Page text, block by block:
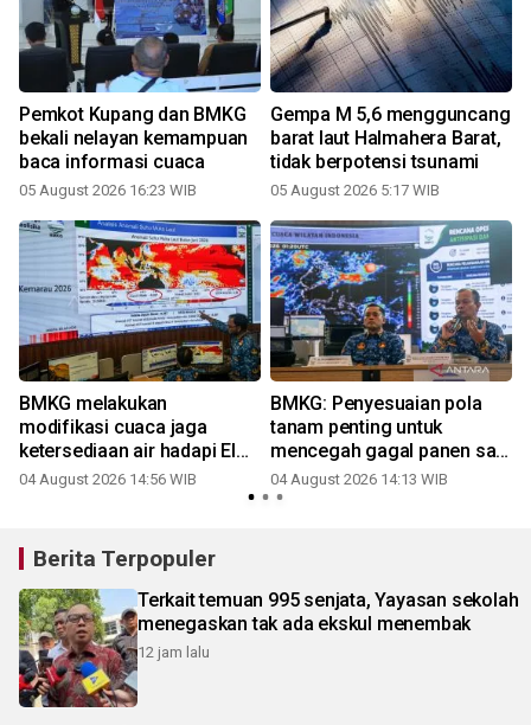
Pemkot Kupang dan BMKG
bekali nelayan kemampuan
baca informasi cuaca
05 August 2026 16:23 WIB
Gempa M 5,6 mengguncang
barat laut Halmahera Barat,
tidak berpotensi tsunami
05 August 2026 5:17 WIB
BMKG melakukan
modifikasi cuaca jaga
ketersediaan air hadapi El
Nino
04 August 2026 14:56 WIB
BMKG: Penyesuaian pola
tanam penting untuk
mencegah gagal panen saat
El Nino
04 August 2026 14:13 WIB
Berita Terpopuler
Terkait temuan 995 senjata, Yayasan sekolah
menegaskan tak ada ekskul menembak
12 jam lalu